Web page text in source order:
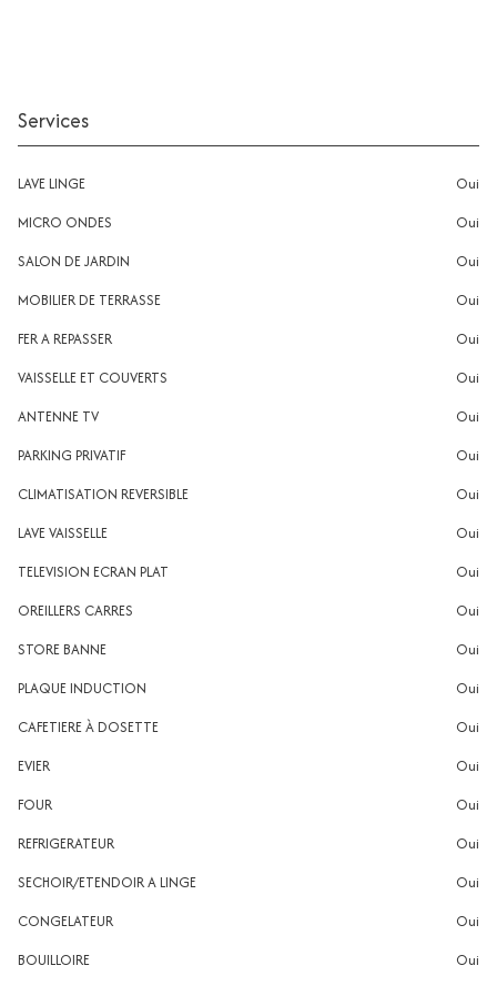
Services
LAVE LINGE
oui
MICRO ONDES
oui
SALON DE JARDIN
oui
MOBILIER DE TERRASSE
oui
FER A REPASSER
oui
VAISSELLE ET COUVERTS
oui
ANTENNE TV
oui
PARKING PRIVATIF
oui
CLIMATISATION REVERSIBLE
oui
LAVE VAISSELLE
oui
TELEVISION ECRAN PLAT
oui
OREILLERS CARRES
oui
STORE BANNE
oui
PLAQUE INDUCTION
oui
CAFETIERE À DOSETTE
oui
EVIER
oui
FOUR
oui
REFRIGERATEUR
oui
SECHOIR/ETENDOIR A LINGE
oui
CONGELATEUR
oui
BOUILLOIRE
oui